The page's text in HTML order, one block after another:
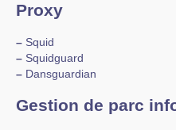
Proxy
– Squid
– Squidguard
– Dansguardian
Gestion de parc